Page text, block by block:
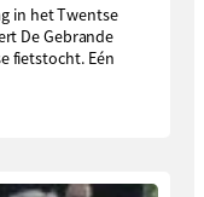
in het Twentse
De Gebrande
fietstocht. Eén